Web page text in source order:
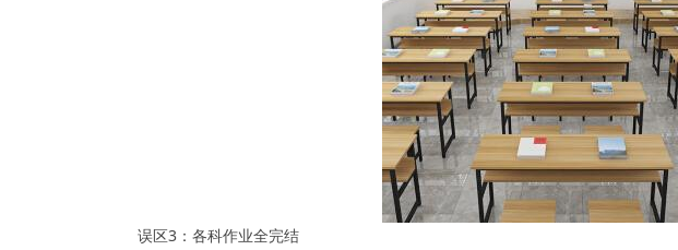
误区3：各科作业全完结